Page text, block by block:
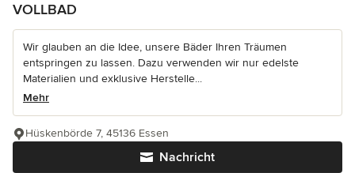
VOLLBAD
Wir glauben an die Idee, unsere Bäder Ihren Träumen
entspringen zu lassen. Dazu verwenden wir nur edelste
Materialien und exklusive Herstelle...
Mehr
Nachricht
Hüskenbörde 7, 45136 Essen